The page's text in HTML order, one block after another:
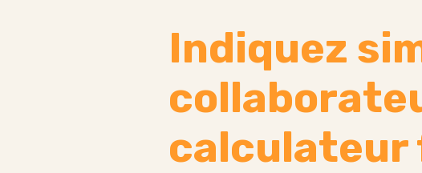
Indiquez
calculateur